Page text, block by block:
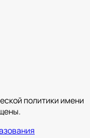
политики имени